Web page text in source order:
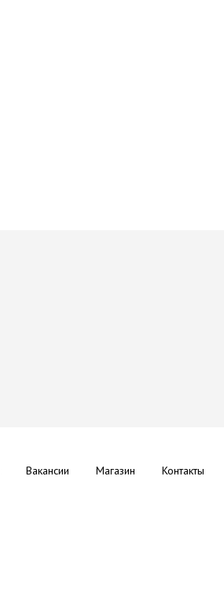
Вакансии Магазин Контакты